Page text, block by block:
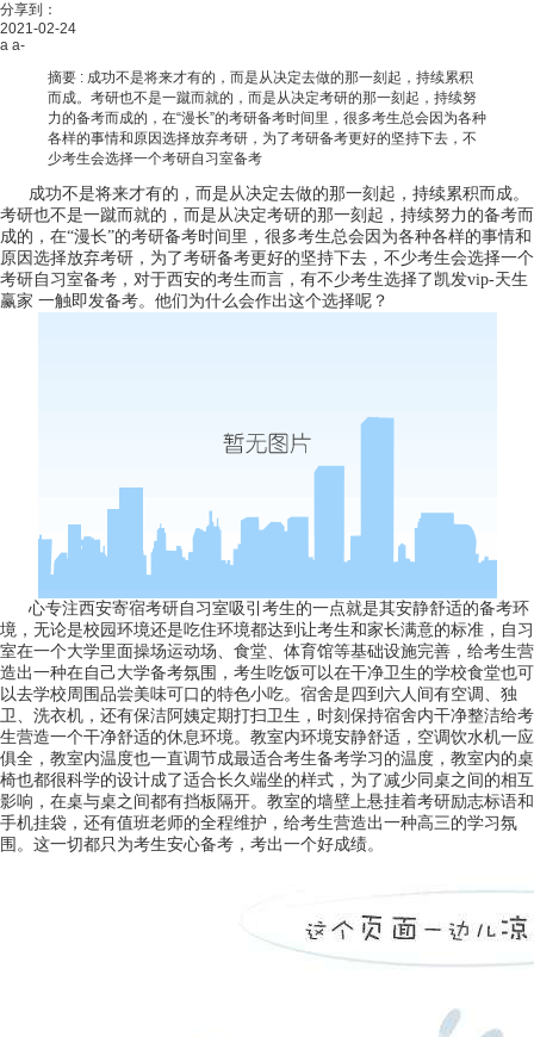
分享到：
2021-02-24
a a-
摘要 : 成功不是将来才有的，而是从决定去做的那一刻起，持续累积
而成。考研也不是一蹴而就的，而是从决定考研的那一刻起，持续努
力的备考而成的，在“漫长”的考研备考时间里，很多考生总会因为各种
各样的事情和原因选择放弃考研，为了考研备考更好的坚持下去，不
少考生会选择一个考研自习室备考
成功不是将来才有的，而是从决定去做的那一刻起，持续累积而成。
考研也不是一蹴而就的，而是从决定考研的那一刻起，持续努力的备考而
成的，在“漫长”的考研备考时间里，很多考生总会因为各种各样的事情和
原因选择放弃考研，为了考研备考更好的坚持下去，不少考生会选择一个
考研自习室备考，对于西安的考生而言，有不少考生选择了凯发vip-天生
赢家 一触即发备考。他们为什么会作出这个选择呢？
心专注西安寄宿考研自习室吸引考生的一点就是其安静舒适的备考环
境，无论是校园环境还是吃住环境都达到让考生和家长满意的标准，自习
室在一个大学里面操场运动场、食堂、体育馆等基础设施完善，给考生营
造出一种在自己大学备考氛围，考生吃饭可以在干净卫生的学校食堂也可
以去学校周围品尝美味可口的特色小吃。宿舍是四到六人间有空调、独
卫、洗衣机，还有保洁阿姨定期打扫卫生，时刻保持宿舍内干净整洁给考
生营造一个干净舒适的休息环境。教室内环境安静舒适，空调饮水机一应
俱全，教室内温度也一直调节成最适合考生备考学习的温度，教室内的桌
椅也都很科学的设计成了适合长久端坐的样式，为了减少同桌之间的相互
影响，在桌与桌之间都有挡板隔开。教室的墙壁上悬挂着考研励志标语和
手机挂袋，还有值班老师的全程维护，给考生营造出一种高三的学习氛
围。这一切都只为考生安心备考，考出一个好成绩。